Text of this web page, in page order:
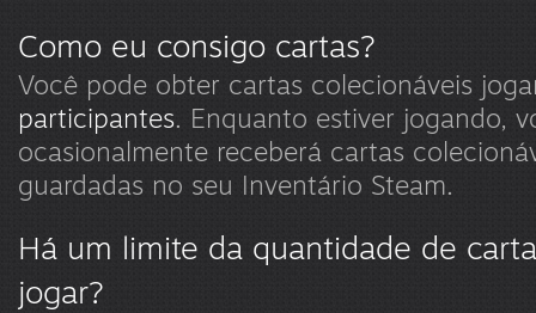
Como eu consigo cartas?
Você pode obter cartas colecionáveis
participantes. Enquanto estiver jogando,
ocasionalmente receberá cartas
guardadas no seu Inventário Steam.
Há um limite da quantidade de
jogar?